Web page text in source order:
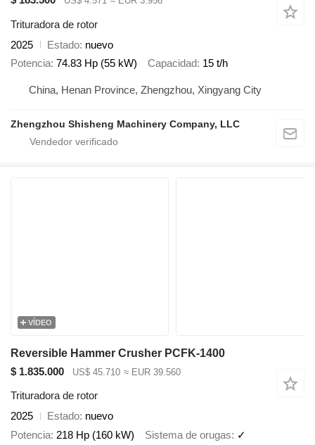
Trituradora de rotor
2025
Estado nuevo
Potencia 74.83 Hp (55 kW) Capacidad 15 t/h
China, Henan Province, Zhengzhou, Xingyang City
Zhengzhou Shisheng Machinery Company, LLC
VÍDEO
Reversible Hammer Crusher PCFK-1400
$ 1.835.000
US$ 45.710 ≈ EUR 39.560
Trituradora de rotor
2025
Estado nuevo
Potencia 218 Hp (160 kW) Sistema de orugas
✓